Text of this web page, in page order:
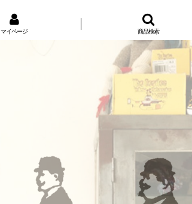
マイページ 商品検索